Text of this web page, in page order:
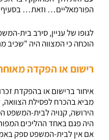
הפורמאליים… וזאת… בסעיף 25…"
לגופו של עניין, סירב בית-
הוכחה כי המצווה היה "שכיב
רישום או הפקדה
איחור ברישום או בהפקדת
הירושה, קנויה לבית-המשפט
אם אין לבית-המשפט ספק